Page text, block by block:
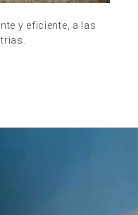
y eficiente, a las